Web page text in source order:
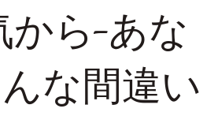
から-あな
な間違い